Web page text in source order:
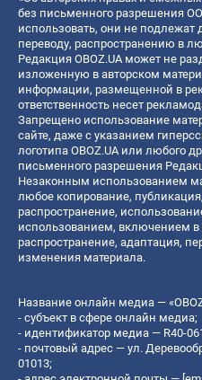
без письменного разрешения
использовать, они не подлежат
переводу, распространению в
Редакция OBOZ.UA может не
изложенную в авторском
информации, размещенной в
ответственность несет
Запрещено использование
сайте, даже с указанием
логотипа OBOZ.UA или любого
письменного разрешения
Незаконным использованием
любое копирование,
распространение,
использованием, включением в
распространение, адаптация,
изменения материала.
Название онлайн медиа —
- субъект в сфере онлайн медиа;
- идентификатор медиа — R40-
- почтовый адрес — ул.
01013;